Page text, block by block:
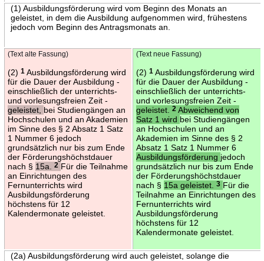
(1) Ausbildungsförderung wird vom Beginn des Monats an
geleistet, in dem die Ausbildung aufgenommen wird, frühestens
jedoch vom Beginn des Antragsmonats an.
(Text alte Fassung)
(2) 1Ausbildungsförderung wird
für die Dauer der Ausbildung -
einschließlich der unterrichts-
und vorlesungsfreien Zeit -
geleistet, bei Studiengängen an
Hochschulen und an Akademien
im Sinne des § 2 Absatz 1 Satz
1 Nummer 6 jedoch
grundsätzlich nur bis zum Ende
der Förderungshöchstdauer
nach § 15a. 2 Für die Teilnahme
an Einrichtungen des
Fernunterrichts wird
Ausbildungsförderung
höchstens für 12
Kalendermonate geleistet.
(Text neue Fassung)
(2) 1Ausbildungsförderung wird
für die Dauer der Ausbildung -
einschließlich der unterrichts-
und vorlesungsfreien Zeit -
geleistet.
2Abweichend von
Satz 1 wird bei Studiengängen
an Hochschulen und an
Akademien im Sinne des § 2
Absatz 1 Satz 1 Nummer 6
Ausbildungsförderung jedoch
grundsätzlich nur bis zum Ende
der Förderungshöchstdauer
nach § 15a geleistet. 3 Für die
Teilnahme an Einrichtungen des
Fernunterrichts wird
Ausbildungsförderung
höchstens für 12
Kalendermonate geleistet.
(2a) Ausbildungsförderung wird auch geleistet, solange die